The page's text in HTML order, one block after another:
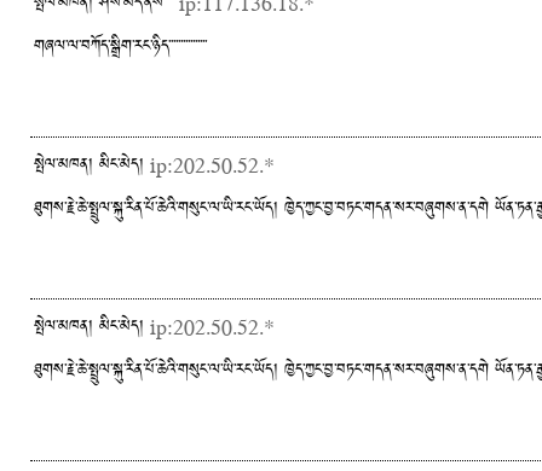
གཞལ་ལ་བཀོད་སྒྲིག་རང་ཉིད་་་་་་་་་་་་་་་་
སྤེལ་མཁན། མིང་མེད། ip:202.50.52.*
ཐུགས་རྗེ་ཆེ་སྤྲུལ་སྐུ་རིན་པོ་ཆེའི་གསུང་ལ་ཡི་རང་ཡོད། ཁྱེད་ཀྱང་བྱ་བཏང་གདན་སར་བཞུགས་ན་དགེ
སྤེལ་མཁན། མིང་མེད། ip:202.50.52.*
ཐུགས་རྗེ་ཆེ་སྤྲུལ་སྐུ་རིན་པོ་ཆེའི་གསུང་ལ་ཡི་རང་ཡོད། ཁྱེད་ཀྱང་བྱ་བཏང་གདན་སར་བཞུགས་ན་དགེ